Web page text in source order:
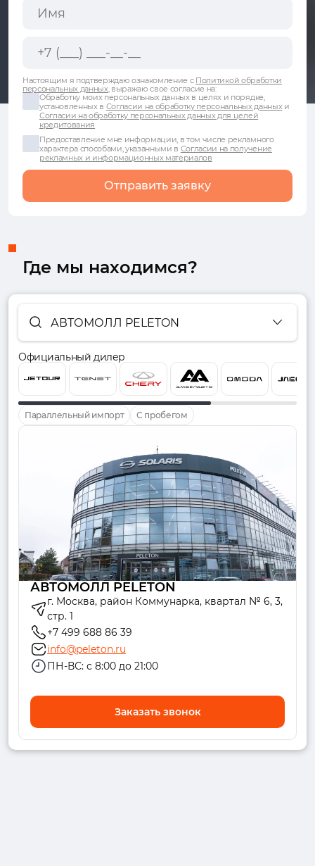
Настоящим я подтверждаю ознакомление с Политикой обработки
персональных данных, выражаю свое согласие на:
Обработку моих персональных данных в целях и порядке,
установленных в Согласии на обработку персональных данныхи
Согласии на обработку персональных данных для целей
кредитования
Предоставление мне информации, в том числе рекламного
характера способами, указанными в Согласии на получение
рекламных и информационных материалов
Отправить заявку
Где мы находимся?
АВТОМОЛЛ PELETON
Официальный дилер
Параллельный импорт С пробегом
АВТОМОЛЛ PELETON
г. Москва, район Коммунарка, квартал № 6, 3,
стр. 1
+7 499 688 86 39
info@peleton.ru
ПН-ВС: с 8:00 до 21:00
Заказать звонок